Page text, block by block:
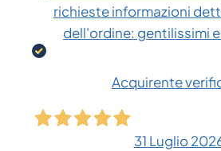
richieste informazioni
dell'ordine: gentilissimi
Acquirente
31 Luglio